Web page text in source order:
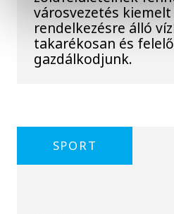
városvezetés
rendelkezésre álló
takarékosan és
gazdálkodjunk.
SPORT